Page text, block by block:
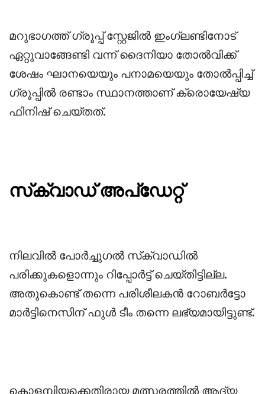
‎മറുഭാഗത്ത് ഗ്രൂപ്പ്‌ സ്റ്റേജിൽ ഇംഗ്ലണ്ടിനോട്‌
ഏറ്റുവാങ്ങേണ്ടി വന്ന് ദൈനിയാ തോൽവിക്ക്
ശേഷം ഘാനയെയും പനാമയെയും തോൽപ്പിച്ച്
ഗ്രൂപ്പിൽ രണ്ടാം സ്ഥാനത്താണ് ക്രൊയേഷ്യ
ഫിനിഷ് ചെയ്തത്.
‎സ്‌ക്വാഡ് അപ്ഡേറ്റ്
‎നിലവിൽ പോർച്ചുഗൽ സ്‌ക്വാഡിൽ
പരിക്കുകളൊന്നും റിപ്പോർട്ട്‌ ചെയ്തിട്ടില്ല.
അതുകൊണ്ട് തന്നെ പരിശീലകൻ റോബർട്ടോ
മാർട്ടിനെസിന് ഫുൾ ടീം തന്നെ ലഭ്യമായിട്ടുണ്ട്.
‎കൊളമ്പിയക്കെതിരായ മത്സരത്തിൽ ആദ്യ